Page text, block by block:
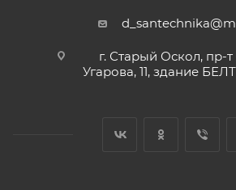
г. Старый Оскол, пр-т
Угарова, 11, здание